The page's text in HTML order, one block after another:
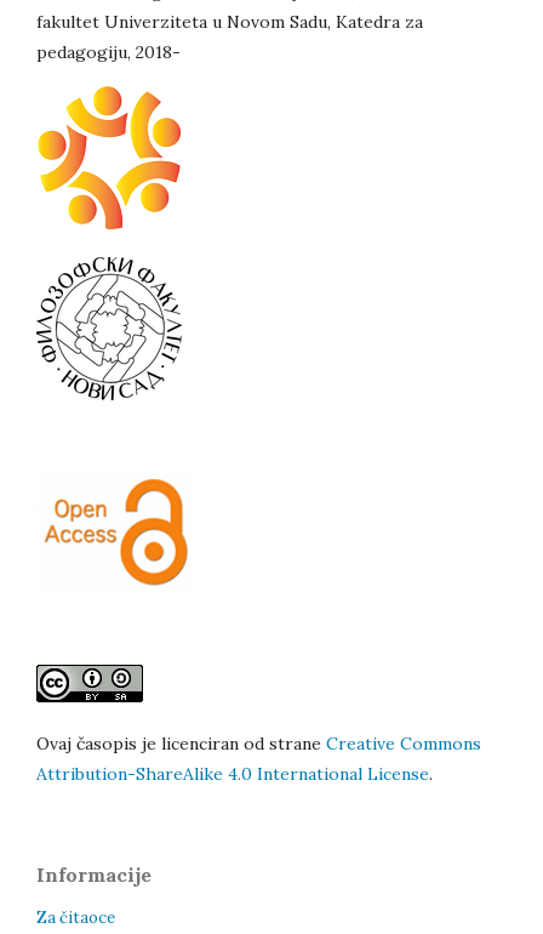
fakultet Univerziteta u Novom Sadu, Katedra za
pedagogiju, 2018-
Ovaj časopis je licenciran od strane Creative Commons
Attribution-ShareAlike 4.0 International License.
Informacije
Za čitaoce